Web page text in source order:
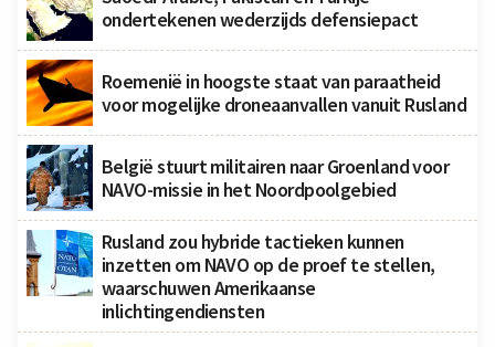
ondertekenen wederzijds defensiepact
Roemenië in hoogste staat van paraatheid
voor mogelijke droneaanvallen vanuit Rusland
België stuurt militairen naar Groenland voor
NAVO-missie in het Noordpoolgebied
Rusland zou hybride tactieken kunnen
inzetten om NAVO op de proef te stellen,
waarschuwen Amerikaanse
inlichtingendiensten